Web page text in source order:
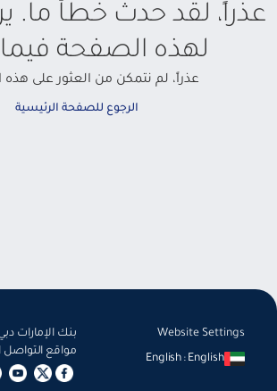
عذراً، لقد حدث خطأ ما.
لهذه الصفحة
عذراً، لم نتمكن من العثور على
الرجوع للصفحة الرئيسية
Website Settings
English
:
English
بنك الإمارات
مواقع التواصل